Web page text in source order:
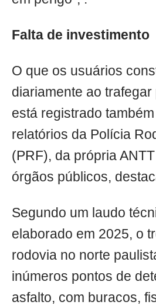
Falta de investimento
O que os usuários
diariamente ao
está registrado
relatórios da Polícia
(PRF), da própria
órgãos públicos,
Segundo um laudo
elaborado em 2025, o
rodovia no norte
inúmeros pontos de
asfalto, com buracos,